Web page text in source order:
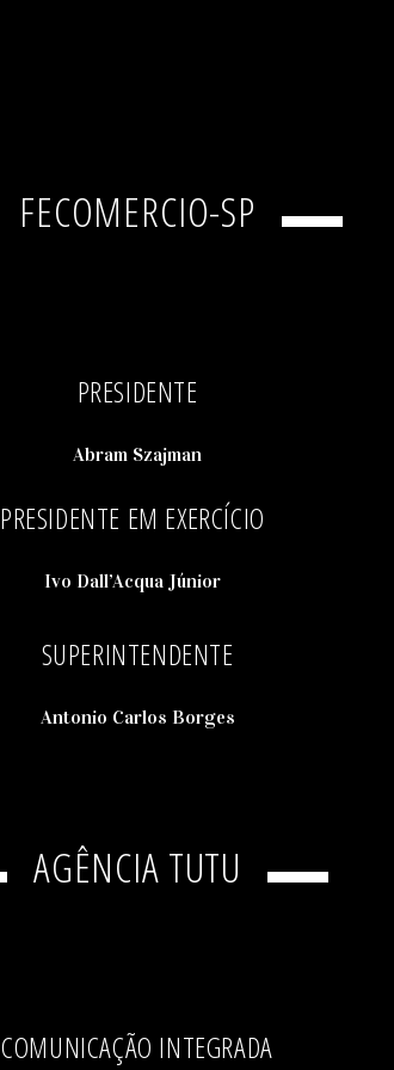
FECOMERCIO-SP
PRESIDENTE
Abram Szajman
PRESIDENTE EM EXERCÍCIO
Ivo Dall’Acqua Júnior
SUPERINTENDENTE
Antonio Carlos Borges
AGÊNCIA TUTU
COMUNICAÇÃO INTEGRADA